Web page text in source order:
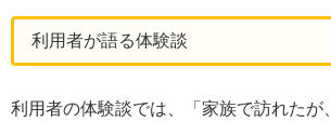
利用者が語る体験談
利用者の体験談では、「家族で訪れたが